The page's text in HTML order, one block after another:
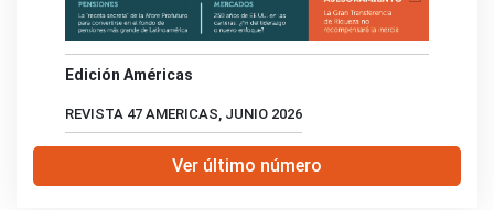
Edición Américas
REVISTA 47 AMERICAS, JUNIO 2026
Ver último número